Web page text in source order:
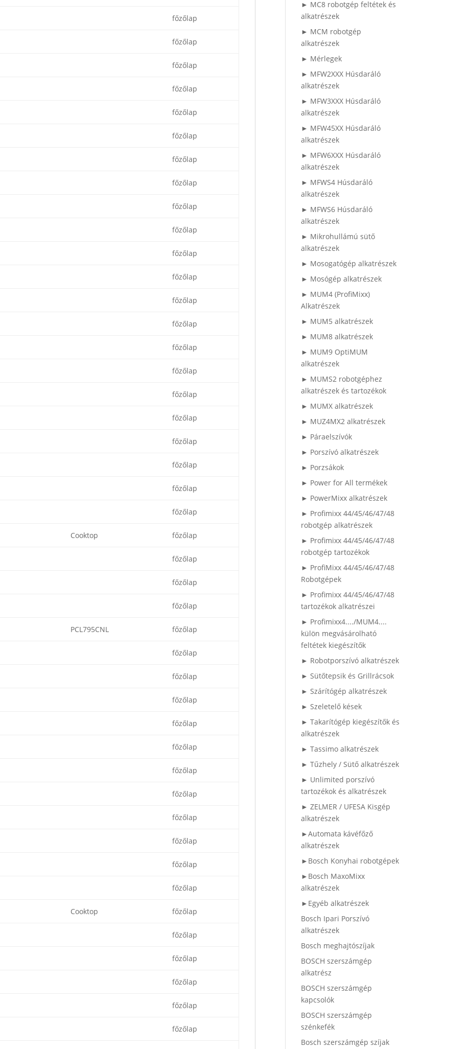
főzőlap
főzőlap
főzőlap
főzőlap
főzőlap
főzőlap
főzőlap
főzőlap
főzőlap
főzőlap
főzőlap
főzőlap
főzőlap
főzőlap
főzőlap
főzőlap
főzőlap
főzőlap
főzőlap
főzőlap
főzőlap
főzőlap
Cooktop főzőlap
főzőlap
főzőlap
főzőlap
PCL795CNL főzőlap
főzőlap
főzőlap
főzőlap
főzőlap
főzőlap
főzőlap
főzőlap
főzőlap
főzőlap
főzőlap
főzőlap
Cooktop főzőlap
főzőlap
főzőlap
főzőlap
főzőlap
főzőlap
► MC8 robotgép feltétek és
alkatrészek
► MCM robotgép
alkatrészek
► Mérlegek
► MFW2XXX Húsdaráló
alkatrészek
► MFW3XXX Húsdaráló
alkatrészek
► MFW45XX Húsdaráló
alkatrészek
► MFW6XXX Húsdaráló
alkatrészek
► MFWS4 Húsdaráló
alkatrészek
► MFWS6 Húsdaráló
alkatrészek
► Mikrohullámú sütő
alkatrészek
► Mosogatógép alkatrészek
► Mosógép alkatrészek
► MUM4 (ProfiMixx)
Alkatrészek
► MUM5 alkatrészek
► MUM8 alkatrészek
► MUM9 OptiMUM
alkatrészek
► MUMS2 robotgéphez
alkatrészek és tartozékok
► MUMX alkatrészek
► MUZ4MX2 alkatrészek
► Páraelszívók
► Porszívó alkatrészek
► Porzsákok
► Power for All termékek
► PowerMixx alkatrészek
► Profimixx 44/45/46/47/48
robotgép alkatrészek
► Profimixx 44/45/46/47/48
robotgép tartozékok
► ProfiMixx 44/45/46/47/48
Robotgépek
► Profimixx 44/45/46/47/48
tartozékok alkatrészei
► Profimixx4..../MUM4....
külön megvásárolható
feltétek kiegészítők
► Robotporszívó alkatrészek
► Sütőtepsik és Grillrácsok
► Szárítógép alkatrészek
► Szeletelő kések
► Takarítógép kiegészítők és
alkatrészek
► Tassimo alkatrészek
► Tűzhely / Sütő alkatrészek
► Unlimited porszívó
tartozékok és alkatrészek
► ZELMER / UFESA Kisgép
alkatrészek
►Automata kávéfőző
alkatrészek
►Bosch Konyhai robotgépek
►Bosch MaxoMixx
alkatrészek
►Egyéb alkatrészek
Bosch Ipari Porszívó
alkatrészek
Bosch meghajtószíjak
BOSCH szerszámgép
alkatrész
BOSCH szerszámgép
kapcsolók
BOSCH szerszámgép
szénkefék
Bosch szerszámgép szíjak